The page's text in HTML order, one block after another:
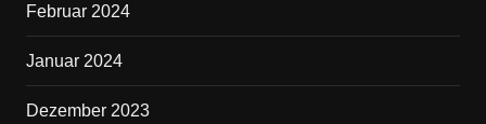
Februar 2024
Januar 2024
Dezember 2023